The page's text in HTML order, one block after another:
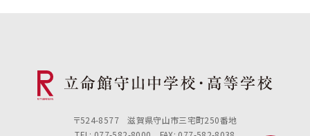
〒524-8577 滋賀県守山市三宅町250番地